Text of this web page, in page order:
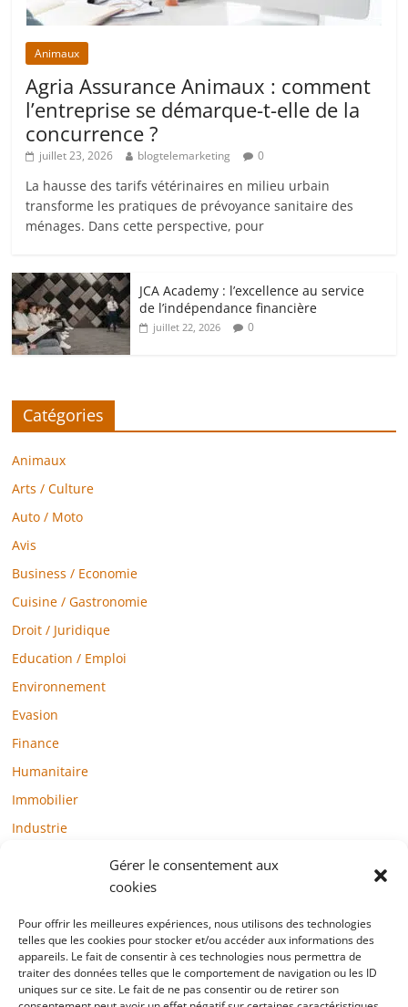
Gérer le consentement aux
cookies
Pour offrir les meilleures expériences, nous utilisons des technologies
telles que les cookies pour stocker et/ou accéder aux informations des
appareils. Le fait de consentir à ces technologies nous permettra de
traiter des données telles que le comportement de navigation ou les ID
uniques sur ce site. Le fait de ne pas consentir ou de retirer son
Animaux
Agria Assurance Animaux : comment
l’entreprise se démarque-t-elle de la
concurrence ?
juillet 23, 2026 blogtelemarketing 0
La hausse des tarifs vétérinaires en milieu urbain
transforme les pratiques de prévoyance sanitaire des
ménages. Dans cette perspective, pour
JCA Academy : l’excellence au service
de l’indépendance financière
juillet 22, 2026 0
Catégories
Animaux
Arts / Culture
Auto / Moto
Avis
Business / Economie
Cuisine / Gastronomie
Droit / Juridique
Education / Emploi
Environnement
Evasion
Finance
Humanitaire
Immobilier
Industrie
Mode / Beauté / Bien-être
Santé
Société